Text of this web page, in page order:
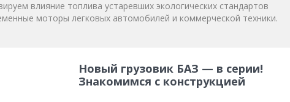
влияние топлива устаревших экологических стандартов
моторы легковых автомобилей и коммерческой техники.
Новый грузовик БАЗ — в серии!
Знакомимся с конструкцией